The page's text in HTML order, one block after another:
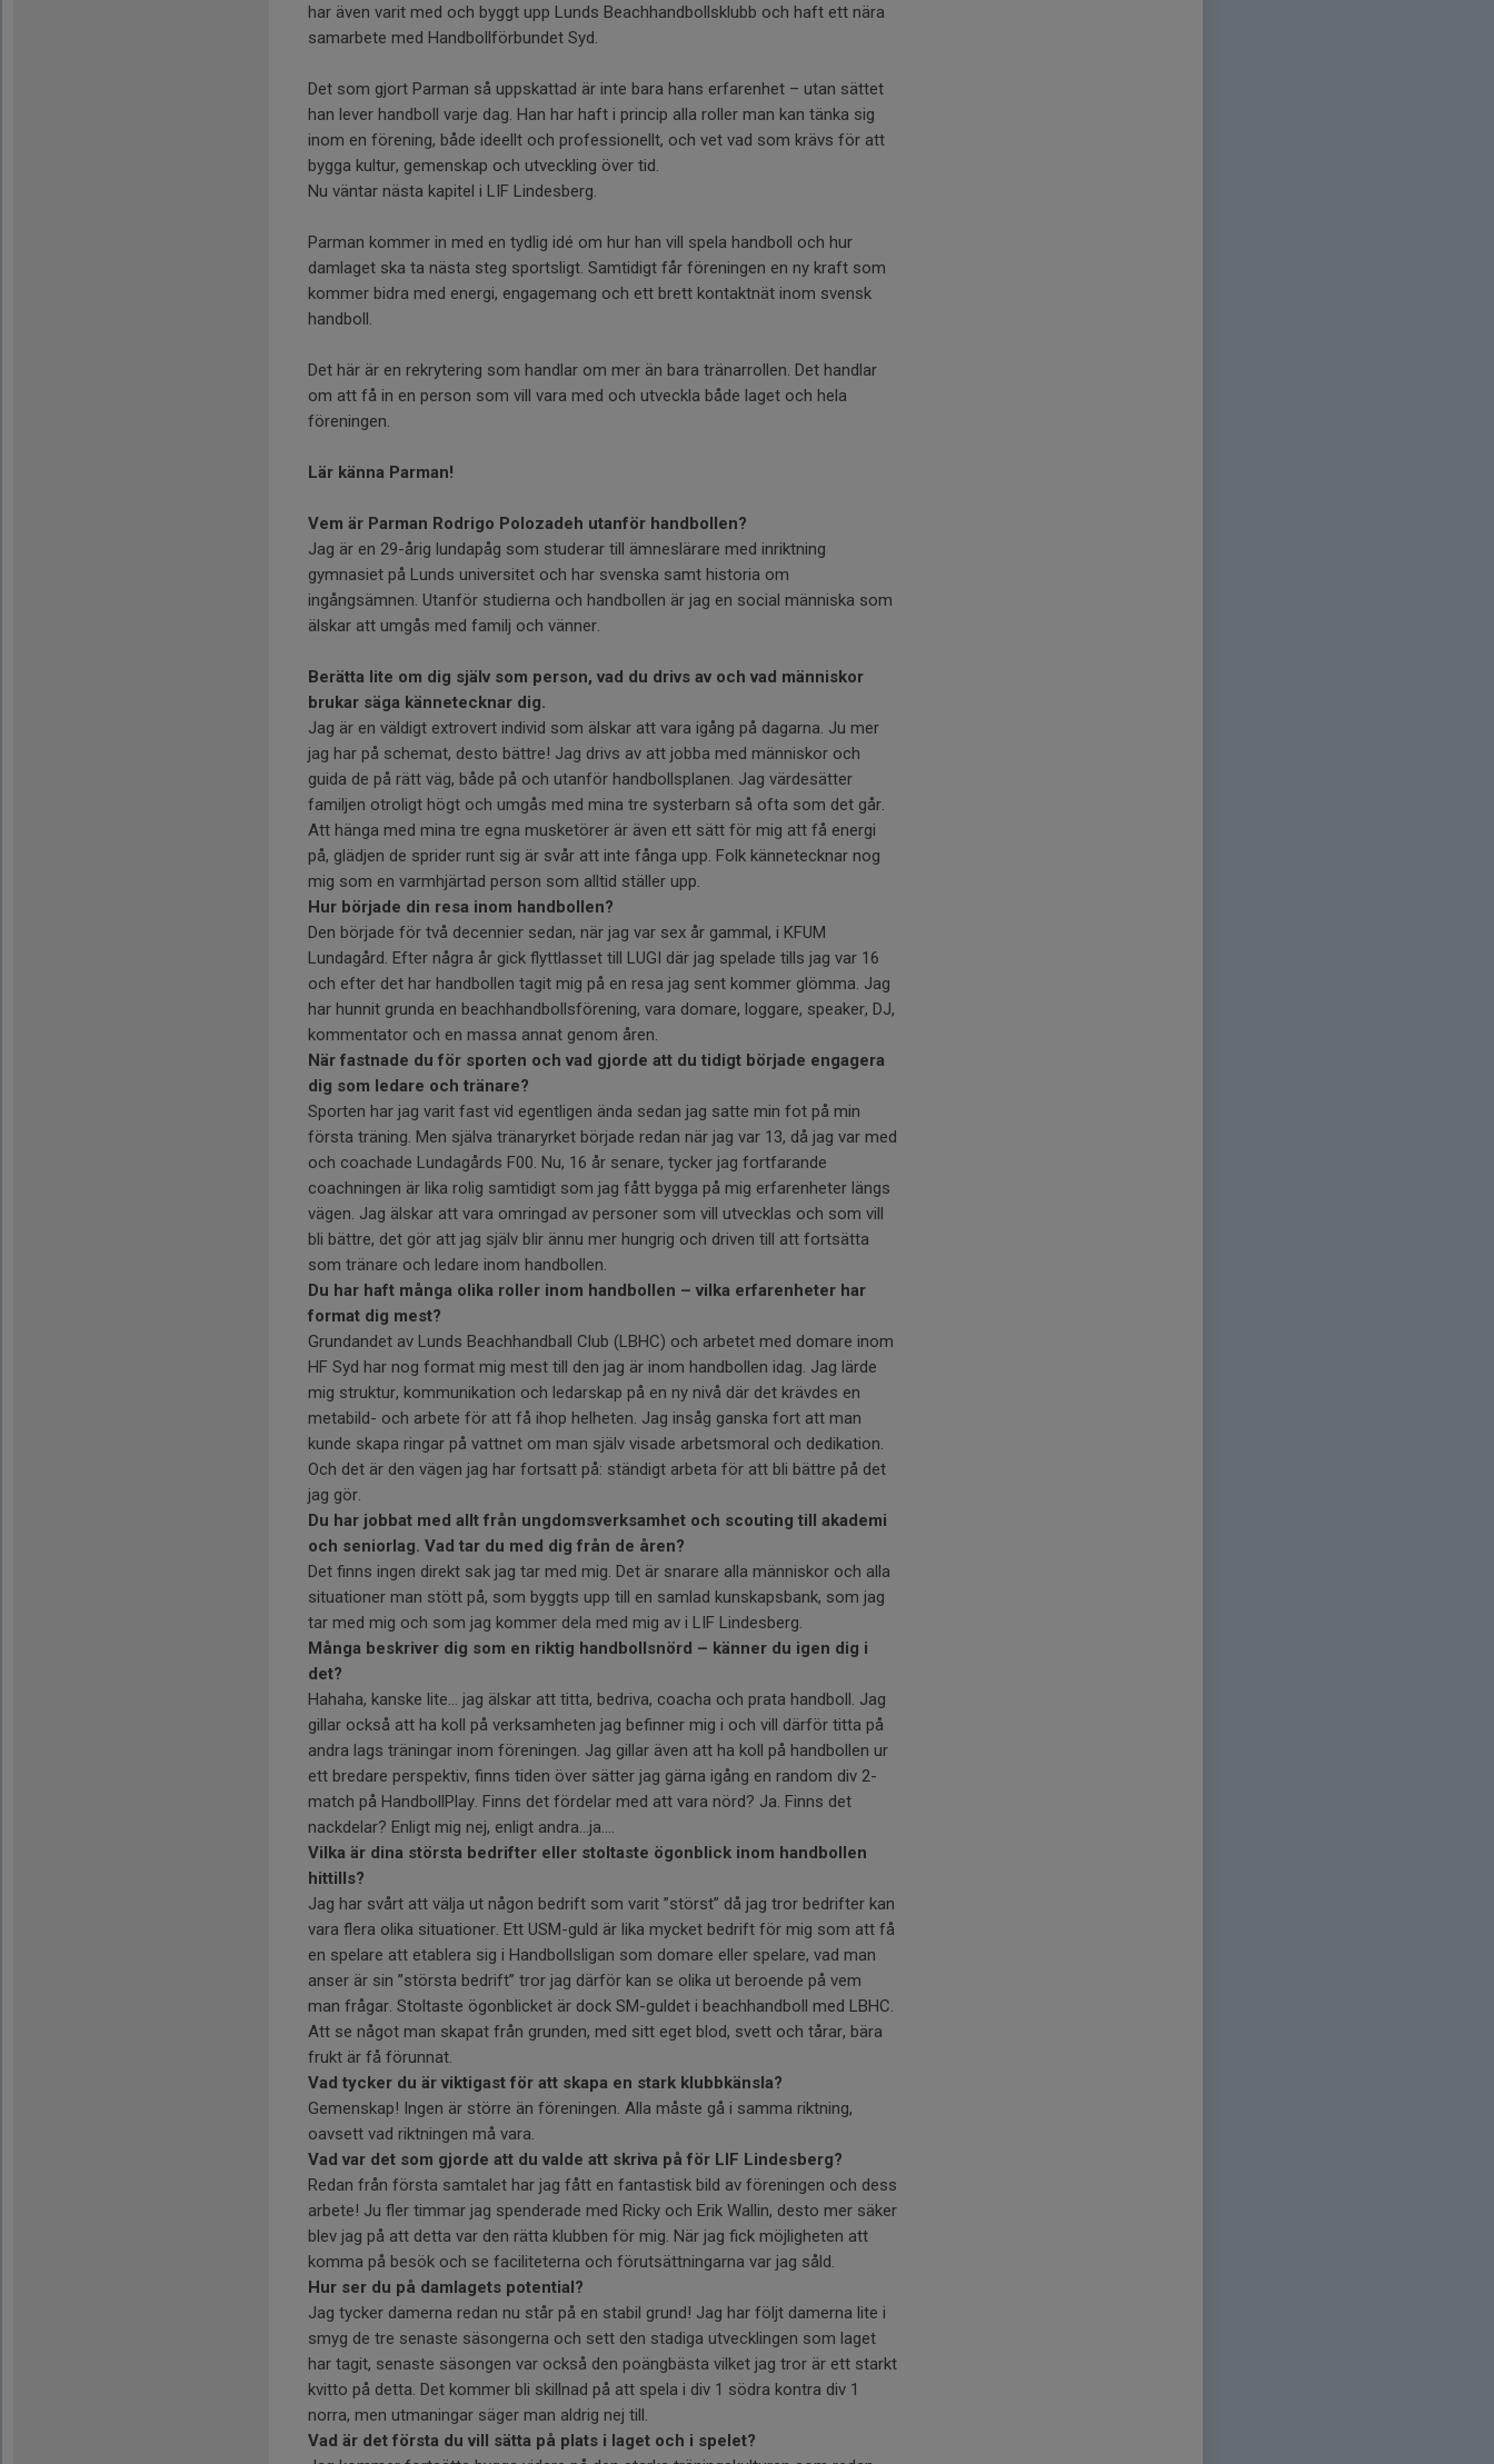
har även varit med och byggt upp Lunds Beachhandbollsklubb och haft ett nära
samarbete med Handbollförbundet Syd.
Det som gjort Parman så uppskattad är inte bara hans erfarenhet – utan sättet
han lever handboll varje dag. Han har haft i princip alla roller man kan tänka sig
inom en förening, både ideellt och professionellt, och vet vad som krävs för att
bygga kultur, gemenskap och utveckling över tid.
Nu väntar nästa kapitel i LIF Lindesberg.
Parman kommer in med en tydlig idé om hur han vill spela handboll och hur
damlaget ska ta nästa steg sportsligt. Samtidigt får föreningen en ny kraft som
kommer bidra med energi, engagemang och ett brett kontaktnät inom svensk
handboll.
Det här är en rekrytering som handlar om mer än bara tränarrollen. Det handlar
om att få in en person som vill vara med och utveckla både laget och hela
föreningen.
Lär känna Parman!
Vem är Parman Rodrigo Polozadeh utanför handbollen?
Jag är en 29-årig lundapåg som studerar till ämneslärare med inriktning
gymnasiet på Lunds universitet och har svenska samt historia om
ingångsämnen. Utanför studierna och handbollen är jag en social människa som
älskar att umgås med familj och vänner.
Berätta lite om dig själv som person, vad du drivs av och vad människor
brukar säga kännetecknar dig.
Jag är en väldigt extrovert individ som älskar att vara igång på dagarna. Ju mer
jag har på schemat, desto bättre! Jag drivs av att jobba med människor och
guida de på rätt väg, både på och utanför handbollsplanen. Jag värdesätter
familjen otroligt högt och umgås med mina tre systerbarn så ofta som det går.
Att hänga med mina tre egna musketörer är även ett sätt för mig att få energi
på, glädjen de sprider runt sig är svår att inte fånga upp. Folk kännetecknar nog
mig som en varmhjärtad person som alltid ställer upp.
Hur började din resa inom handbollen?
Den började för två decennier sedan, när jag var sex år gammal, i KFUM
Lundagård. Efter några år gick flyttlasset till LUGI där jag spelade tills jag var 16
och efter det har handbollen tagit mig på en resa jag sent kommer glömma. Jag
har hunnit grunda en beachhandbollsförening, vara domare, loggare, speaker, DJ,
kommentator och en massa annat genom åren.
När fastnade du för sporten och vad gjorde att du tidigt började engagera
dig som ledare och tränare?
Sporten har jag varit fast vid egentligen ända sedan jag satte min fot på min
första träning. Men själva tränaryrket började redan när jag var 13, då jag var med
och coachade Lundagårds F00. Nu, 16 år senare, tycker jag fortfarande
coachningen är lika rolig samtidigt som jag fått bygga på mig erfarenheter längs
vägen. Jag älskar att vara omringad av personer som vill utvecklas och som vill
bli bättre, det gör att jag själv blir ännu mer hungrig och driven till att fortsätta
som tränare och ledare inom handbollen.
Du har haft många olika roller inom handbollen – vilka erfarenheter har
format dig mest?
Grundandet av Lunds Beachhandball Club (LBHC) och arbetet med domare inom
HF Syd har nog format mig mest till den jag är inom handbollen idag. Jag lärde
mig struktur, kommunikation och ledarskap på en ny nivå där det krävdes en
metabild- och arbete för att få ihop helheten. Jag insåg ganska fort att man
kunde skapa ringar på vattnet om man själv visade arbetsmoral och dedikation.
Och det är den vägen jag har fortsatt på: ständigt arbeta för att bli bättre på det
jag gör.
Du har jobbat med allt från ungdomsverksamhet och scouting till akademi
och seniorlag. Vad tar du med dig från de åren?
Det finns ingen direkt sak jag tar med mig. Det är snarare alla människor och alla
situationer man stött på, som byggts upp till en samlad kunskapsbank, som jag
tar med mig och som jag kommer dela med mig av i LIF Lindesberg.
Många beskriver dig som en riktig handbollsnörd – känner du igen dig i
det?
Hahaha, kanske lite… jag älskar att titta, bedriva, coacha och prata handboll. Jag
gillar också att ha koll på verksamheten jag befinner mig i och vill därför titta på
andra lags träningar inom föreningen. Jag gillar även att ha koll på handbollen ur
ett bredare perspektiv, finns tiden över sätter jag gärna igång en random div 2-
match på HandbollPlay. Finns det fördelar med att vara nörd? Ja. Finns det
nackdelar? Enligt mig nej, enligt andra…ja….
Vilka är dina största bedrifter eller stoltaste ögonblick inom handbollen
hittills?
Jag har svårt att välja ut någon bedrift som varit ”störst” då jag tror bedrifter kan
vara flera olika situationer. Ett USM-guld är lika mycket bedrift för mig som att få
en spelare att etablera sig i Handbollsligan som domare eller spelare, vad man
anser är sin ”största bedrift” tror jag därför kan se olika ut beroende på vem
man frågar. Stoltaste ögonblicket är dock SM-guldet i beachhandboll med LBHC.
Att se något man skapat från grunden, med sitt eget blod, svett och tårar, bära
frukt är få förunnat.
Vad tycker du är viktigast för att skapa en stark klubbkänsla?
Gemenskap! Ingen är större än föreningen. Alla måste gå i samma riktning,
oavsett vad riktningen må vara.
Vad var det som gjorde att du valde att skriva på för LIF Lindesberg?
Redan från första samtalet har jag fått en fantastisk bild av föreningen och dess
arbete! Ju fler timmar jag spenderade med Ricky och Erik Wallin, desto mer säker
blev jag på att detta var den rätta klubben för mig. När jag fick möjligheten att
komma på besök och se faciliteterna och förutsättningarna var jag såld.
Hur ser du på damlagets potential?
Jag tycker damerna redan nu står på en stabil grund! Jag har följt damerna lite i
smyg de tre senaste säsongerna och sett den stadiga utvecklingen som laget
har tagit, senaste säsongen var också den poängbästa vilket jag tror är ett starkt
kvitto på detta. Det kommer bli skillnad på att spela i div 1 södra kontra div 1
norra, men utmaningar säger man aldrig nej till.
Vad är det första du vill sätta på plats i laget och i spelet?